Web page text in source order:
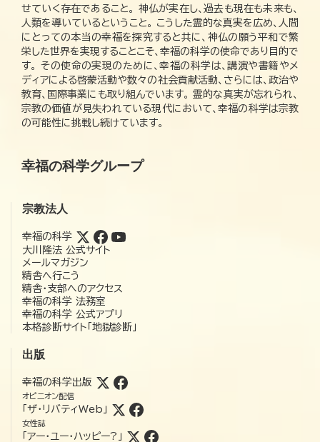
せていく存在であること。 神仏が実在し、過去も現在も未来も、
人類を導いているということ。 こうした霊的な真実を広め、人間
にとっての本当の幸福を探究すると共に、神仏の願う平和で繁
栄した世界を実現することこそ、幸福の科学の使命であり目的で
す。 その使命の実現のために、幸福の科学は、講演や書籍やメ
ディアによる啓蒙活動や数々の社会貢献活動、さらには、政治や
教育、国際事業にも取り組んでいます。 霊的な真実が忘れられ、
宗教の価値が見失われている現代において、幸福の科学は宗教
の可能性に挑戦し続けています。
幸福の科学グループ
宗教法人
幸福の科学
大川隆法 公式サイト
メールマガジン
精舎へ行こう
精舎・支部へのアクセス
幸福の科学 法務室
幸福の科学 公式アプリ
本格診断サイト「地獄診断」
出版
幸福の科学出版
オピニオン配信
「ザ・リバティWeb」
女性誌
「アー・ユー・ハッピー?」